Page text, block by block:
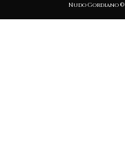
Nudo Gordiano ©